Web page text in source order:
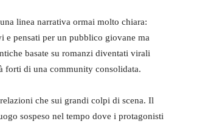
linea narrativa ormai molto chiara:
e pensati per un pubblico giovane ma
basate su romanzi diventati virali
forti di una community consolidata.
che sui grandi colpi di scena. Il
sospeso nel tempo dove i protagonisti